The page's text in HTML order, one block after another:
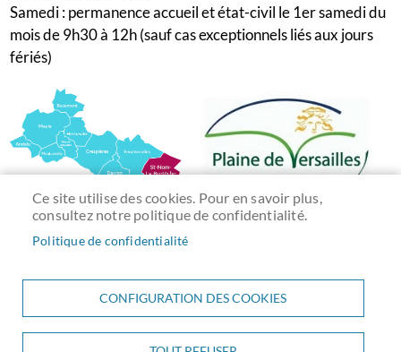
Samedi : permanence accueil et état-civil le 1er samedi du
mois de 9h30 à 12h (sauf cas exceptionnels liés aux jours
fériés)
Ce site utilise des cookies. Pour en savoir plus,
consultez notre politique de confidentialité.
Politique de confidentialité
CONFIGURATION DES COOKIES